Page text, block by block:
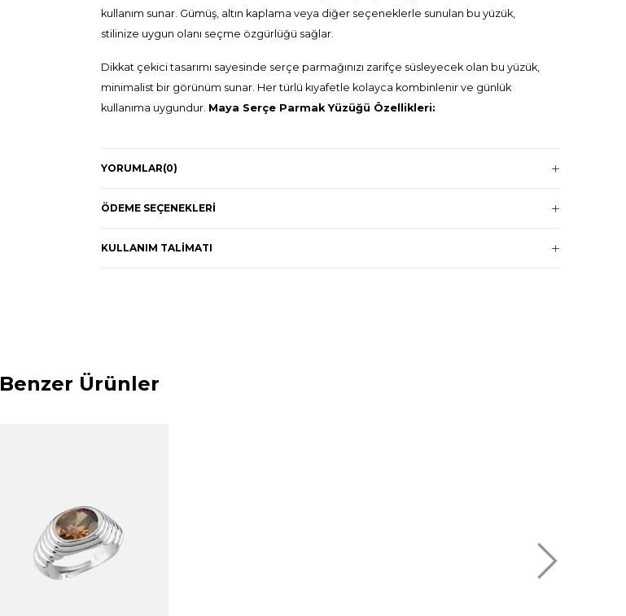
kullanım sunar. Gümüş, altın kaplama veya diğer seçeneklerle sunulan bu yüzük,
stilinize uygun olanı seçme özgürlüğü sağlar.
Dikkat çekici tasarımı sayesinde serçe parmağınızı zarifçe süsleyecek olan bu yüzük,
minimalist bir görünüm sunar. Her türlü kıyafetle kolayca kombinlenir ve günlük
kullanıma uygundur. Maya Serçe Parmak Yüzüğü Özellikleri:
925 Ayar Gümüş
Yaklaşık Gramaj: 2,43 gr
Boyutu ayarlanabilirdir.
YORUMLAR(0)
ÖDEME SEÇENEKLERI
KULLANIM TALIMATI
Benzer Ürünler